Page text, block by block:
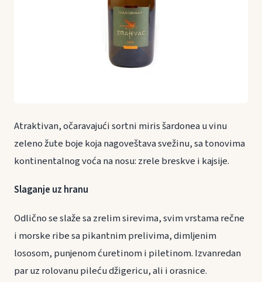
Atraktivan, očaravajući sortni miris šardonea u vinu
zeleno žute boje koja nagoveštava svežinu, sa tonovima
kontinentalnog voća na nosu: zrele breskve i kajsije.
Slaganje uz hranu
Odlično se slaže sa zrelim sirevima, svim vrstama rečne
i morske ribe sa pikantnim prelivima, dimljenim
lososom, punjenom ćuretinom i piletinom. Izvanredan
par uz rolovanu pileću džigericu, ali i orasnice.